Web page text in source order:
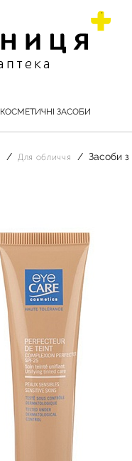
КОСМЕТИЧНІ ЗАСОБИ
Для обличчя Засоби